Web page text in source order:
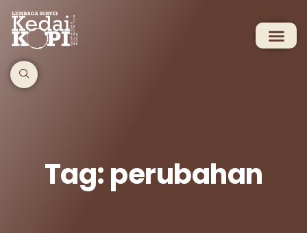
Tag: perubahan